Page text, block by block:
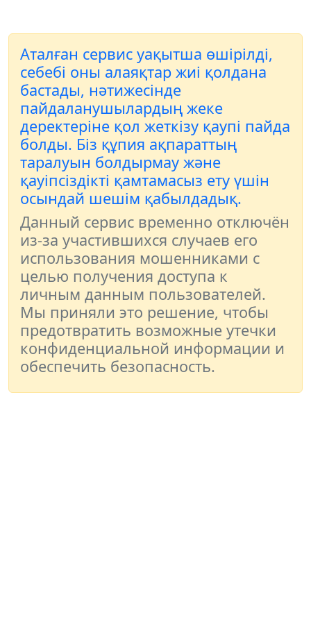
Аталған сервис уақытша өшірілді,
себебі оны алаяқтар жиі қолдана
бастады, нәтижесінде
пайдаланушылардың жеке
деректеріне қол жеткізу қаупі пайда
болды. Біз құпия ақпараттың
таралуын болдырмау және
қауіпсіздікті қамтамасыз ету үшін
осындай шешім қабылдадық.
Данный сервис временно отключён
из-за участившихся случаев его
использования мошенниками с
целью получения доступа к
личным данным пользователей.
Мы приняли это решение, чтобы
предотвратить возможные утечки
конфиденциальной информации и
обеспечить безопасность.